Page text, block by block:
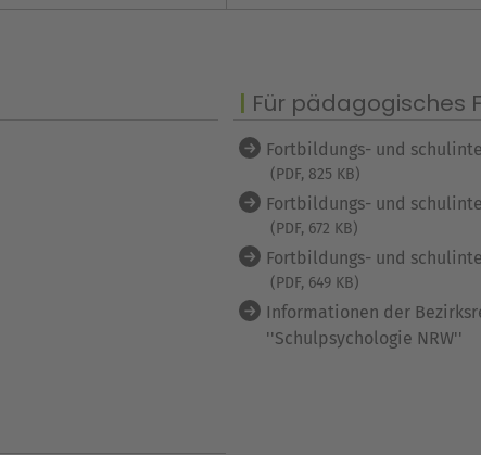
Für pädagogisches
Fortbildungs- und
(PDF, 825 KB)
Fortbildungs- und
(PDF, 672 KB)
Fortbildungs- und
(PDF, 649 KB)
Informationen der
''Schulpsychologie NRW''